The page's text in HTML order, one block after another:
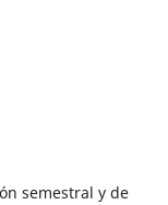
semestral y de